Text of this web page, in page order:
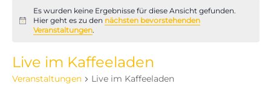
Hinweis
Es wurden keine Ergebnisse für diese Ansicht gefunden.
Hier geht es zu den nächsten bevorstehenden
Veranstaltungen.
Live im Kaffeeladen
Veranstaltungen Live im Kaffeeladen